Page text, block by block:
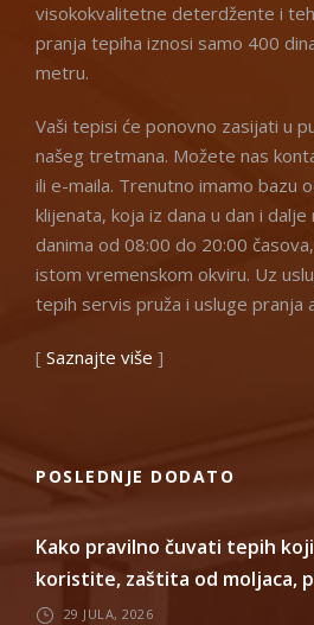
visokokvalitetne deterdžente i
pranja tepiha iznosi samo 400
metru.
Vaši tepisi će ponovno zasijati u
našeg tretmana. Možete nas
ili e-maila. Trenutno imamo bazu
klijenata, koja iz dana u dan i
danima od 08:00 do 20:00
istom vremenskom okviru. Uz
tepih servis pruža i usluge pranja
[ Saznajte više ]
POSLEDNJE DODATO
Kako pravilno čuvati tepih
koristite, zaštita od moljaca,
29 JULA, 2026